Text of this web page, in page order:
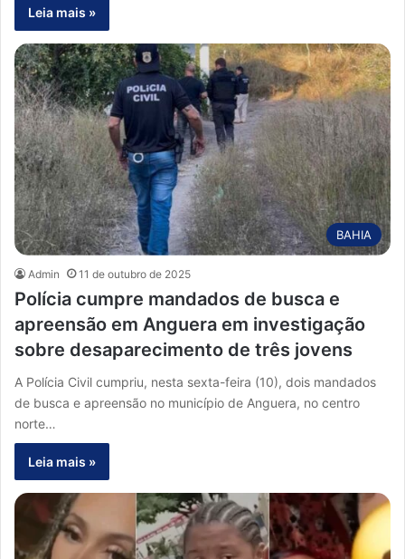
Leia mais »
BAHIA
Admin 11 de outubro de 2025
Polícia cumpre mandados de busca e
apreensão em Anguera em investigação
sobre desaparecimento de três jovens
A Polícia Civil cumpriu, nesta sexta-feira (10), dois mandados
de busca e apreensão no município de Anguera, no centro
norte…
Leia mais »